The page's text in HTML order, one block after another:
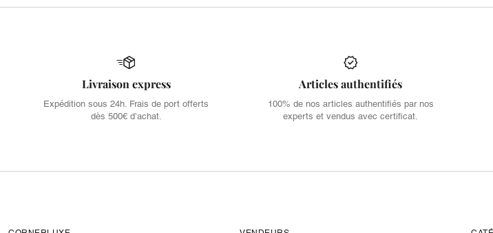
Livraison express
Expédition sous 24h. Frais de port offerts
dès 500€ d’achat.
Articles authentifiés
100% de nos articles authentifiés par nos
experts et vendus avec certificat.